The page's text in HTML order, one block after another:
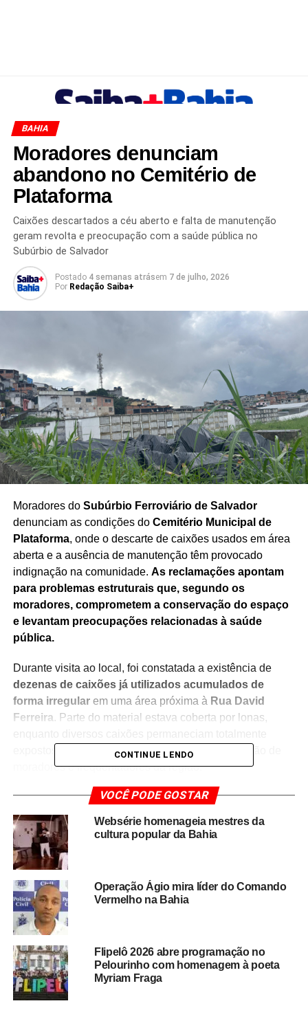
BAHIA
Moradores denunciam
abandono no Cemitério de
Plataforma
Caixões descartados a céu aberto e falta de manutenção
geram revolta e preocupação com a saúde pública no
Subúrbio de Salvador
Postado 4 semanas atrásem 7 de julho, 2026
Por Redação Saiba+
Moradores do Subúrbio Ferroviário de Salvador
denunciam as condições do Cemitério Municipal de
Plataforma, onde o descarte de caixões usados em área
aberta e a ausência de manutenção têm provocado
indignação na comunidade. As reclamações apontam
para problemas estruturais que, segundo os
moradores, comprometem a conservação do espaço
e levantam preocupações relacionadas à saúde
pública.
Durante visita ao local, foi constatada a existência de
dezenas de caixões já utilizados acumulados de
forma irregularem uma área próxima à Rua David
Ferreira. Parte do material estava coberta por lonas,
expostos ao tempo, situação que chamou a atenção de
moradores e frequentadores da região.
Além do descarte considerado inadequado, os relatos
também destacam
a falta de limpeza, conservação e
manutenção geral do cemitério, cenário que tem
motivado pedidos por providências dos órgãos
responsáveis pela administração do espaço público.
Moradores afirmam que a situação se arrasta há algum
tempo e defendem uma intervenção urgente para garantir
melhores condições de funcionamento do cemitério.
principal preocupação é que o acúmulo de materiais e
o estado de abandono possam representar riscos
sanitários e comprometer o respeito devido às
famílias que utilizam o local.
CONTINUE LENDO
VOCÊ PODE GOSTAR
Websérie homenageia mestres da
cultura popular da Bahia
Operação Ágio mira líder do Comando
Vermelho na Bahia
Flipelô 2026 abre programação no
Pelourinho com homenagem à poeta
Myriam Fraga